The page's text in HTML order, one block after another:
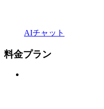
AIチャット
料金プラン